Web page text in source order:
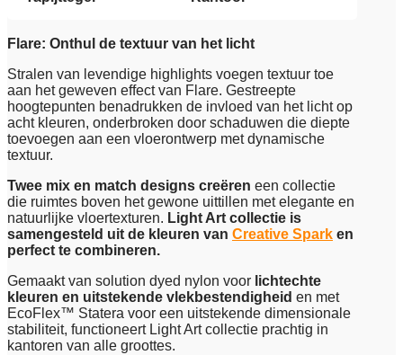
Flare: Onthul de textuur van het licht
Stralen van levendige highlights voegen textuur toe
aan het geweven effect van Flare. Gestreepte
hoogtepunten benadrukken de invloed van het licht op
acht kleuren, onderbroken door schaduwen die diepte
toevoegen aan een vloerontwerp met dynamische
textuur.
Twee mix en match designs creëren een collectie
die ruimtes boven het gewone uittillen met elegante en
natuurlijke vloertexturen. Light Art collectie is
samengesteld uit de kleuren van Creative Spark en
perfect te combineren.
Gemaakt van solution dyed nylon voor lichtechte
kleuren en uitstekende vlekbestendigheid en met
EcoFlex™ Statera voor een uitstekende dimensionale
stabiliteit, functioneert Light Art collectie prachtig in
kantoren van alle groottes.